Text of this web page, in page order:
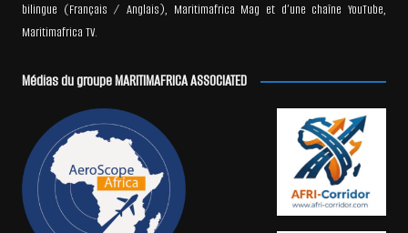
bilingue (Français / Anglais), Maritimafrica Mag et d’une chaîne YouTube,
Maritimafrica TV.
Médias du groupe MARITIMAFRICA ASSOCIATED